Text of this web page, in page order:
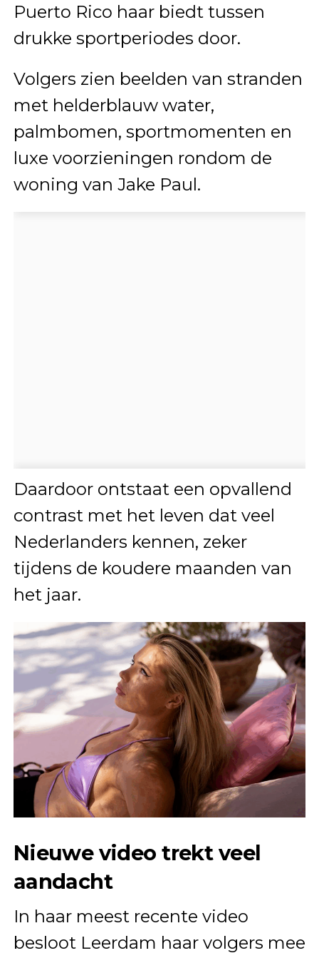
Puerto Rico haar biedt tussen
drukke sportperiodes door.
Volgers zien beelden van stranden
met helderblauw water,
palmbomen, sportmomenten en
luxe voorzieningen rondom de
woning van Jake Paul.
Daardoor ontstaat een opvallend
contrast met het leven dat veel
Nederlanders kennen, zeker
tijdens de koudere maanden van
het jaar.
Nieuwe video trekt veel
aandacht
In haar meest recente video
besloot Leerdam haar volgers mee